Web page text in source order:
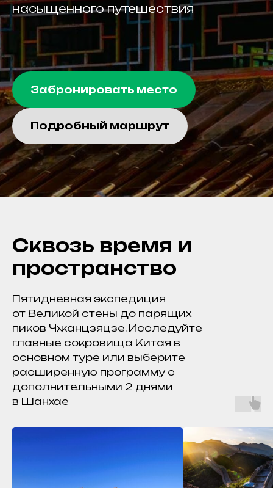
насыщенного путешествия
Забронировать место
Подробный маршрут
Сквозь время и
пространство
Пятидневная экспедиция
от Великой стены до парящих
пиков Чжанцзяцзе. Исследуйте
главные сокровища Китая в
основном туре или выберите
расширенную программу с
дополнительными 2 днями
в Шанхае